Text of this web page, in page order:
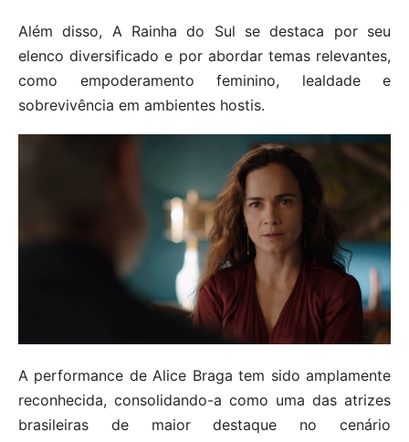
Além disso, A Rainha do Sul se destaca por seu
elenco diversificado e por abordar temas relevantes,
como empoderamento feminino, lealdade e
sobrevivência em ambientes hostis.
A performance de Alice Braga tem sido amplamente
reconhecida, consolidando-a como uma das atrizes
brasileiras de maior destaque no cenário